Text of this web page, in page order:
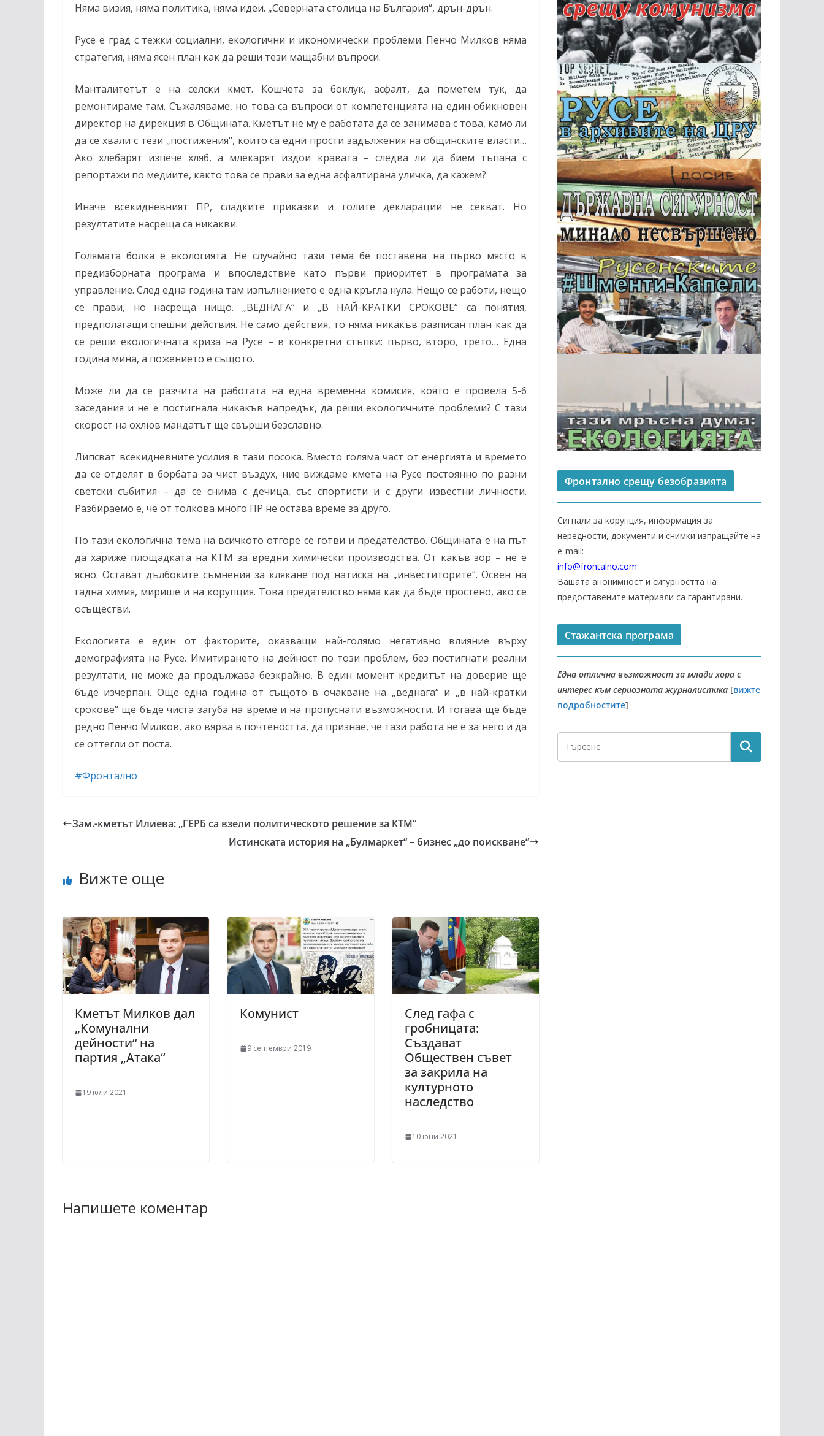
Няма визия, няма политика, няма идеи. „Северната столица на България“, дрън-дрън.
Русе е град с тежки социални, екологични и икономически проблеми. Пенчо Милков няма
стратегия, няма ясен план как да реши тези мащабни въпроси.
Манталитетът е на селски кмет. Кошчета за боклук, асфалт, да пометем тук, да
ремонтираме там. Съжаляваме, но това са въпроси от компетенцията на един обикновен
директор на дирекция в Общината. Кметът не му е работата да се занимава с това, камо ли
да се хвали с тези „постижения“, които са едни прости задължения на общинските власти…
Ако хлебарят изпече хляб, а млекарят издои кравата – следва ли да бием тъпана с
репортажи по медиите, както това се прави за една асфалтирана уличка, да кажем?
Иначе всекидневният ПР, сладките приказки и голите декларации не секват. Но
резултатите насреща са никакви.
Голямата болка е екологията. Не случайно тази тема бе поставена на първо място в
предизборната програма и впоследствие като първи приоритет в програмата за
управление. След една година там изпълнението е една кръгла нула. Нещо се работи, нещо
се прави, но насреща нищо. „ВЕДНАГА“ и „В НАЙ-КРАТКИ СРОКОВЕ“ са понятия,
предполагащи спешни действия. Не само действия, то няма никакъв разписан план как да
се реши екологичната криза на Русе – в конкретни стъпки: първо, второ, трето… Една
година мина, а пожението е същото.
Може ли да се разчита на работата на една временна комисия, която е провела 5-6
заседания и не е постигнала никакъв напредък, да реши екологичните проблеми? С тази
скорост на охлюв мандатът ще свърши безславно.
Липсват всекидневните усилия в тази посока. Вместо голяма част от енергията и времето
да се отделят в борбата за чист въздух, ние виждаме кмета на Русе постоянно по разни
светски събития – да се снима с дечица, със спортисти и с други известни личности.
Разбираемо е, че от толкова много ПР не остава време за друго.
По тази екологична тема на всичкото отгоре се готви и предателство. Общината е на път
да хариже площадката на КТМ за вредни химически производства. От какъв зор – не е
ясно. Остават дълбоките съмнения за клякане под натиска на „инвеститорите“. Освен на
гадна химия, мирише и на корупция. Това предателство няма как да бъде простено, ако се
осъществи.
Екологията е един от факторите, оказващи най-голямо негативно влияние върху
демографията на Русе. Имитирането на дейност по този проблем, без постигнати реални
резултати, не може да продължава безкрайно. В един момент кредитът на доверие ще
бъде изчерпан. Още една година от същото в очакване на „веднага“ и „в най-кратки
срокове“ ще бъде чиста загуба на време и на пропуснати възможности. И тогава ще бъде
редно Пенчо Милков, ако вярва в почтеността, да признае, че тази работа не е за него и да
се оттегли от поста.
#Фронтално
Зам.-кметът Илиева: „ГЕРБ са взели политическото решение за КТМ“
Истинската история на „Булмаркет“ – бизнес „до поискване“
Вижте още
Кметът Милков дал
„Комунални
дейности“ на
партия „Атака“
19 юли 2021
Комунист
9 септември 2019
След гафа с
гробницата:
Създават
Обществен съвет
за закрила на
културното
наследство
10 юни 2021
Напишете коментар
Фронтално срещу безобразията
Сигнали за корупция, информация за
нередности, документи и снимки изпращайте на
е-mail:
info@frontalno.com
Вашата анонимност и сигурността на
предоставените материали са гарантирани.
Стажантска програма
Една отлична възможност за млади хора с
интерес към сериозната журналистика [вижте
подробностите]